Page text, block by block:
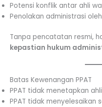
Potensi konflik antar ahli
Penolakan administrasi oleh
Tanpa pencatatan resmi,
kepastian hukum
Batas Kewenangan PPAT
PPAT tidak menetapkan
PPAT tidak menyelesaikan